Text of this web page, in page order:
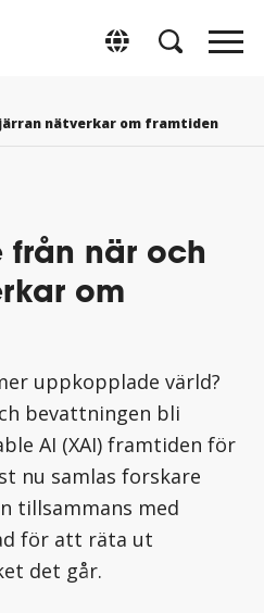
Switch to
nätverkar om framtiden
från när och
om
uppkopplade värld?
bevattningen bli
AI (XAI) framtiden för
nu samlas forskare
tillsammans med
för att räta ut
det går.